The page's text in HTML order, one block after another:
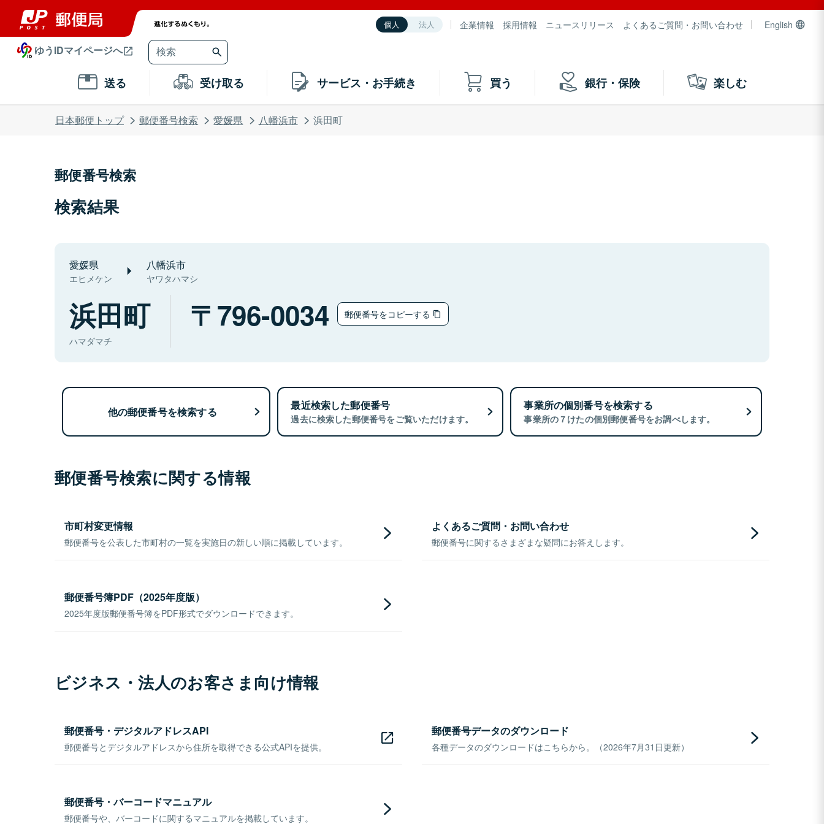
個人 法人 企業情報 採用情報 ニュースリリース よくあるご質問・お問い合わせ English
ゆうIDマイページへ
送る 受け取る サービス・お手続き 買う 銀行・保険 楽しむ
日本郵便トップ 郵便番号検索 愛媛県 八幡浜市 浜田町
郵便番号検索
検索結果
愛媛県
エヒメケン
八幡浜市
ヤワタハマシ
浜田町
ハマダマチ
796-0034 郵便番号をコピーする
他の郵便番号を検索する 最近検索した郵便番号
過去に検索した郵便番号をご覧いただけます。
事業所の個別番号を検索する
事業所の７けたの個別郵便番号をお調べします。
郵便番号検索に関する情報
市町村変更情報
郵便番号を公表した市町村の一覧を実施日の新しい順に掲載しています。
よくあるご質問・お問い合わせ
郵便番号に関するさまざまな疑問にお答えします。
郵便番号簿PDF（2025年度版）
2025年度版郵便番号簿をPDF形式でダウンロードできます。
ビジネス・法人のお客さま向け情報
郵便番号・デジタルアドレスAPI
郵便番号とデジタルアドレスから住所を取得できる公式APIを提供。
郵便番号データのダウンロード
各種データのダウンロードはこちらから。（2026年7月31日更新）
郵便番号・バーコードマニュアル
郵便番号や、バーコードに関するマニュアルを掲載しています。